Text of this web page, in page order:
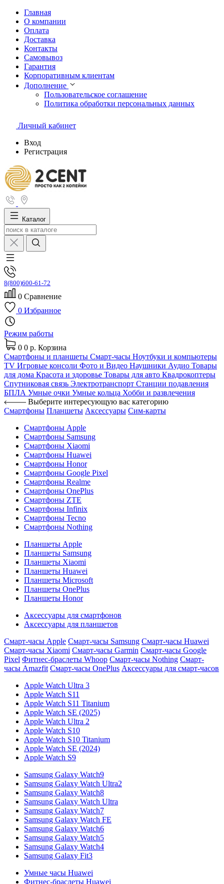
Главная
О компании
Оплата
Доставка
Контакты
Самовывоз
Гарантия
Корпоративным клиентам
Дополнение
Пользовательское соглашение
Политика обработки персональных данных
Личный кабинет
Вход
Регистрация
Каталог
8(800)600-61-72
0 Сравнение
0 Избранное
Режим работы
0 0 р. Корзина
Смартфоны и планшеты Смарт-часы Ноутбуки и компьютеры
TV Игровые консоли Фото и Видео Наушники Аудио Товары
для дома Красота и здоровье Товары для авто Квадрокоптеры
Спутниковая связь Электротранспорт Станции подавления
БПЛА Умные очки Умные кольца Хобби и развлечения
Выберите интересующую вас категорию
Смартфоны Планшеты Аксессуары Сим-карты
Смартфоны Apple
Смартфоны Samsung
Смартфоны Xiaomi
Смартфоны Huawei
Смартфоны Honor
Смартфоны Google Pixel
Смартфоны Realme
Смартфоны OnePlus
Смартфоны ZTE
Смартфоны Infinix
Смартфоны Tecno
Смартфоны Nothing
Планшеты Apple
Планшеты Samsung
Планшеты Xiaomi
Планшеты Huawei
Планшеты Microsoft
Планшеты OnePlus
Планшеты Honor
Аксессуары для смартфонов
Аксессуары для планшетов
Смарт-часы Apple Смарт-часы Samsung Смарт-часы Huawei
Смарт-часы Xiaomi Смарт-часы Garmin Смарт-часы Google
Pixel Фитнес-браслеты Whoop Смарт-часы Nothing Смарт-
часы Amazfit Смарт-часы OnePlus Аксессуары для смарт-часов
Apple Watch Ultra 3
Apple Watch S11
Apple Watch S11 Titanium
Apple Watch SE (2025)
Apple Watch Ultra 2
Apple Watch S10
Apple Watch S10 Titanium
Apple Watch SE (2024)
Apple Watch S9
Samsung Galaxy Watch9
Samsung Galaxy Watch Ultra2
Samsung Galaxy Watch8
Samsung Galaxy Watch Ultra
Samsung Galaxy Watch7
Samsung Galaxy Watch FE
Samsung Galaxy Watch6
Samsung Galaxy Watch5
Samsung Galaxy Watch4
Samsung Galaxy Fit3
Умные часы Huawei
Фитнес-браслеты Huawei